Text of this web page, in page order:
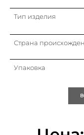
Тип изделия
Страна
Упаковка